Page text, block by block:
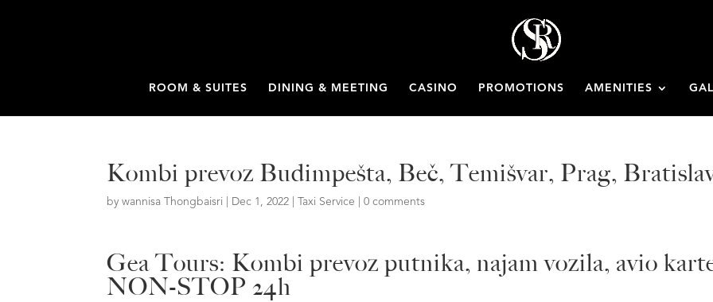
ROOM & SUITES DINING & MEETING CASINO PROMOTIONS AMENITIES
Kombi prevoz Budimpešta, Beč, Temišvar, Prag,
bywannisa Thongbaisri Dec 1, 2022 Taxi Service |0 comments
Gea Tours: Kombi prevoz putnika, najam vozila, avio
NON-STOP 24h